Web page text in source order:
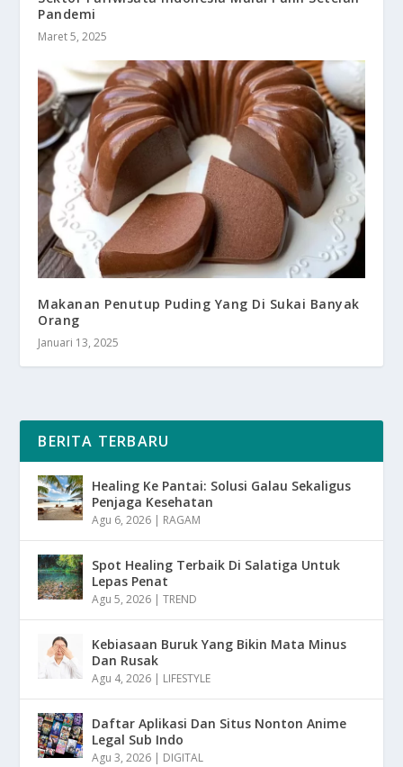
Pandemi
Maret 5, 2025
Makanan Penutup Puding Yang Di Sukai Banyak
Orang
Januari 13, 2025
BERITA TERBARU
Healing Ke Pantai: Solusi Galau Sekaligus
Penjaga Kesehatan
Agu 6, 2026 | RAGAM
Spot Healing Terbaik Di Salatiga Untuk
Lepas Penat
Agu 5, 2026 |TREND
Kebiasaan Buruk Yang Bikin Mata Minus
Dan Rusak
Agu 4, 2026 | LIFESTYLE
Daftar Aplikasi Dan Situs Nonton Anime
Legal Sub Indo
Agu 3, 2026 | DIGITAL